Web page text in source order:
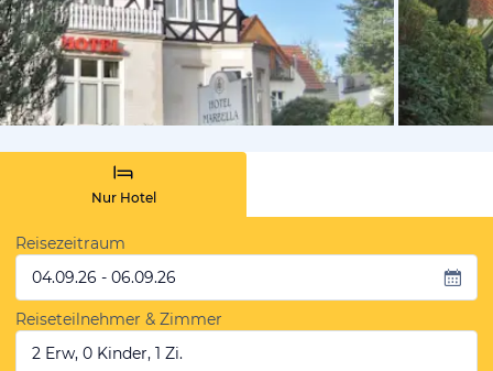
von Anne,
Nur Hotel
Reisezeitraum
04.09.26 - 06.09.26
Reiseteilnehmer & Zimmer
2 Erw, 0 Kinder, 1 Zi.